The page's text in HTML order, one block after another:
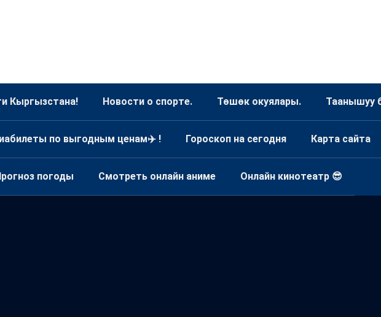
Кыргызстана! Новости о спорте. Төшөк окуялары. Таанышуу
по выгодным ценам✈️ ! Гороскоп на сегодня Карта сайта
погоды Смотреть онлайн аниме Онлайн кинотеатр 😎